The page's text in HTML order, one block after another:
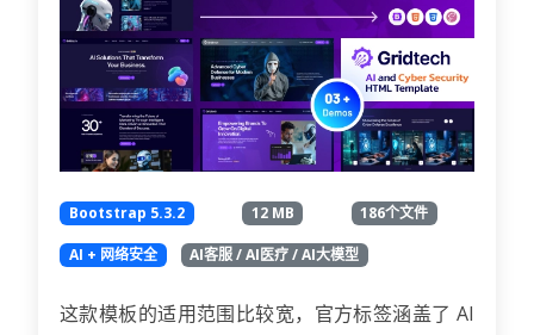
Bootstrap 5.3.2 12 MB 186个文件
AI + 网络安全 AI客服 / AI医疗 / AI大模型
这款模板的适用范围比较宽，官方标签涵盖了 AI